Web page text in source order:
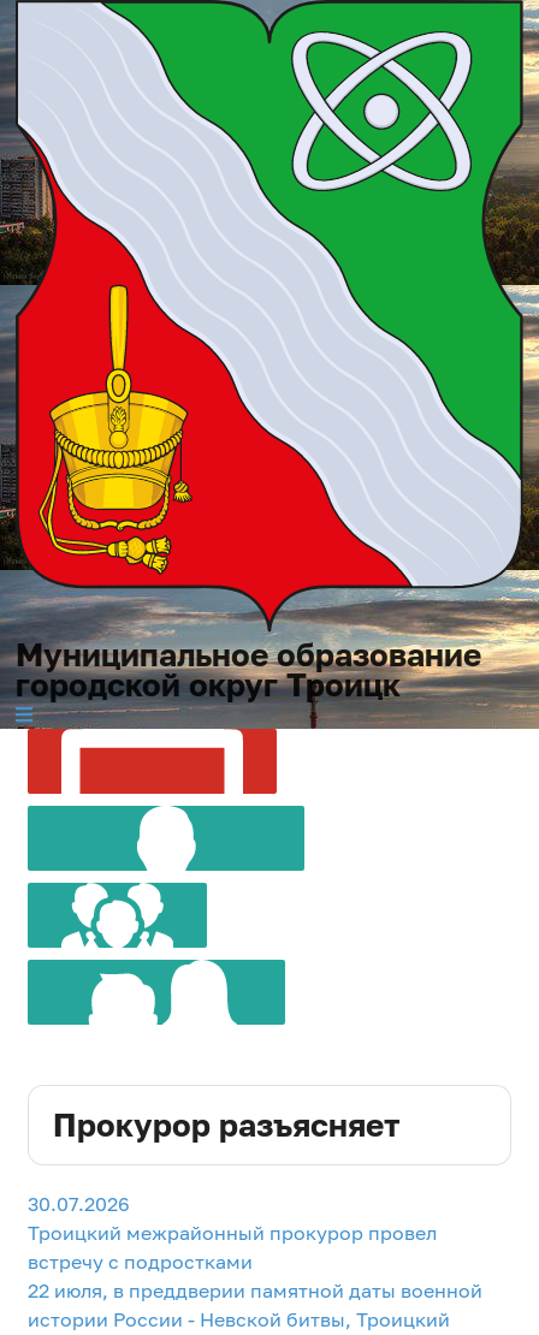
Муниципальное образование
городской округ Троицк
МУНИЦИПАЛЬНОЕ
ГОРОДСКОГО ОКРУГА
CОВЕТА ДЕПУТАТОВ
Прокурор разъясняет
30.07.2026
Троицкий межрайонный прокурор провел
встречу с подростками
22 июля, в преддверии памятной даты военной
истории России - Невской битвы, Троицкий